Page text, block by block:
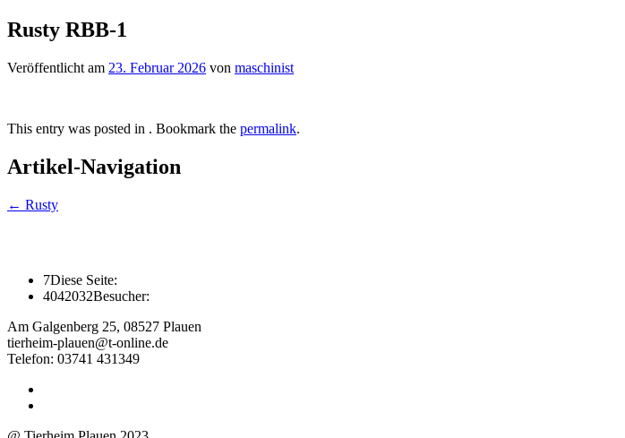
Rusty RBB-1
Veröffentlicht am 23. Februar 2026 von maschinist
This entry was posted in . Bookmark the permalink.
Artikel-Navigation
← Rusty
7Diese Seite:
4042032Besucher:
Am Galgenberg 25, 08527 Plauen
tierheim-plauen@t-online.de
Telefon: 03741 431349